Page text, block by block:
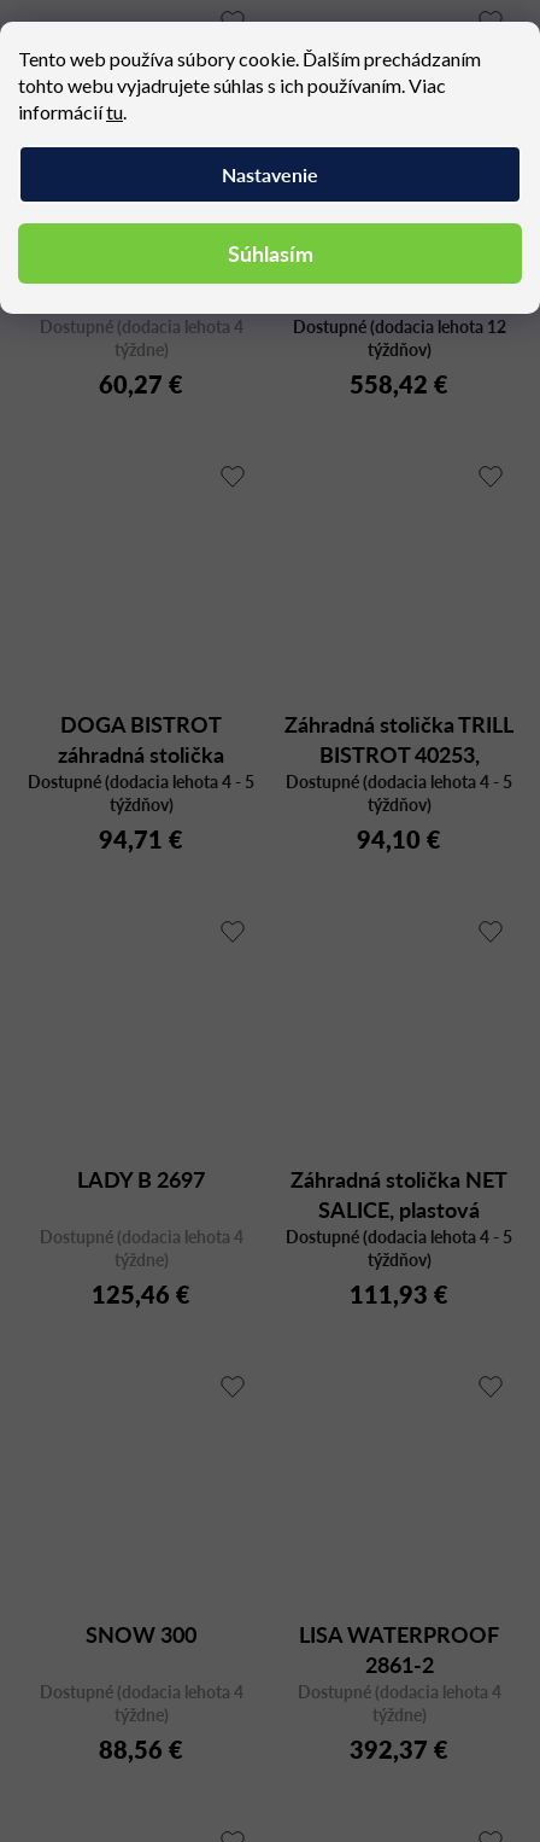
Tento web používa súbory cookie. Ďalším prechádzaním
tohto webu vyjadrujete súhlas s ich používaním. Viac
informáciítu.
Nastavenie
Súhlasím
Dostupné (dodacia lehota 4
týždne)
60,27 €
Dostupné (dodacia lehota 12
týždňov)
558,42 €
DOGA BISTROT
záhradná stolička
Dostupné (dodacia lehota 4 - 5
týždňov)
94,71 €
Záhradná stolička TRILL
BISTROT 40253,
plastová
Dostupné (dodacia lehota 4 - 5
týždňov)
94,10 €
LADY B 2697
Dostupné (dodacia lehota 4
týždne)
125,46 €
Záhradná stolička NET
SALICE, plastová
Dostupné (dodacia lehota 4 - 5
týždňov)
111,93 €
SNOW 300
Dostupné (dodacia lehota 4
týždne)
88,56 €
LISA WATERPROOF
2861-2
Dostupné (dodacia lehota 4
týždne)
392,37 €